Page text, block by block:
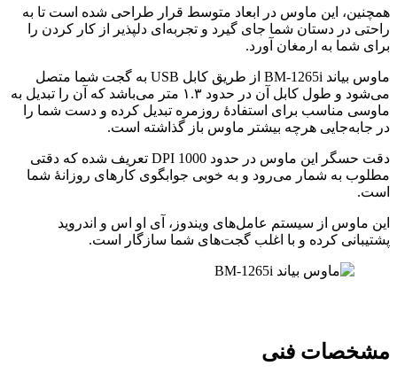
همچنین، این ماوس در ابعاد متوسط قرار طراحی شده است تا به
راحتی در دستان شما جای گیرد و تجربه‌ای دلپذیر از کار کردن را
برای شما به ارمغان آورد.
ماوس بیاند BM-1265i از طریق کابل USB به گجت شما متصل
می‌شود و طول کابل آن در حدود ۱.۳ متر می‌باشد که آن را تبدیل به
ماوسی مناسب برای استفادۀ روزمره تبدیل کرده و دست شما را
در جابه‌جایی هرچه بیشتر ماوس باز گذاشته است.
دقت حسگر این ماوس در حدود 1000 DPI تعریف شده که دقتی
مطلوب به شمار می‌رود و به خوبی جوابگوی کارهای روزانۀ شما
است.
این ماوس از سیستم عامل‌های ویندوز، آی او اس و اندروید
پشتیبانی کرده و با اغلب گجت‌های شما سازگار است.
مشخصات فنی